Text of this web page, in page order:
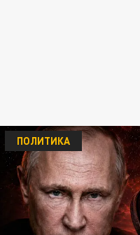
ПОЛИТИКА